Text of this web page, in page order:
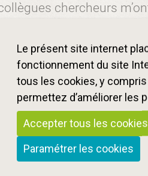
Le présent site internet
fonctionnement du site
tous les cookies, y
permettez d’améliorer les
Accepter tous les cookies
Paramétrer les cookies
chercheurs
ça, mais je suis
ce changement de point
notamment
j’enseigne à des
qui ont chacun une
des savoirs et qu’il
révolutionnent aussi